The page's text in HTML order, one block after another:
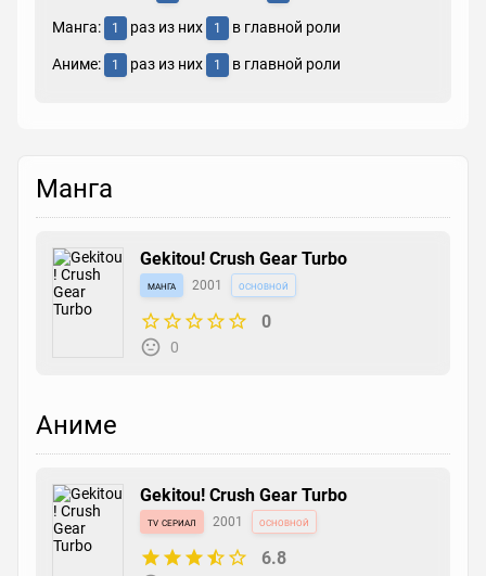
Манга: 1 раз из них 1 в главной роли
Аниме: 1 раз из них 1 в главной роли
Манга
Gekitou! Crush Gear Turbo
манга 2001 основной
0
0
Аниме
Gekitou! Crush Gear Turbo
tv сериал 2001 основной
6.8